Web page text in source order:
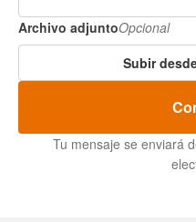
Archivo adjuntoOpcional
Subir
Tu mensaje se enviará